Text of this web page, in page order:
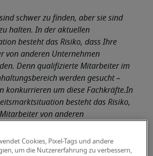
schwer zu finden, aber sie sind
halten. In der aktuellen
besteht das Risiko, dass Ihre
von anderen Unternehmen
Denn qualifizierte Mitarbeiter im
werden gesucht –
konkurrieren um diese Fachkräfte.In
besteht das Risiko,
von anderen
und Buchhaltungsbereich
und Unternehmen konkurrieren um
Cookies, Pixel-Tags und andere
um die Nutzererfahrung zu verbessern,